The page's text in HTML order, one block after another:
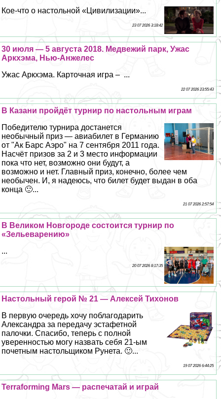
Кое-что о настольной «Цивилизации»...
23 07 2026 3:18:42
30 июля — 5 августа 2018. Медвежий парк, Ужас
Аркхэма, Нью-Анжелес
Ужас Аркхэма. Карточная игра – ...
22 07 2026 23:55:43
В Казани пройдёт турнир по настольным играм
Победителю турнира достанется
необычный приз — авиабилет в Германию
от "Ак Барс Аэро" на 7 сентября 2011 года.
Насчёт призов за 2 и 3 место информации
пока что нет, возможно они будут, а
возможно и нет. Главный приз, конечно, более чем
необычен. И, я надеюсь, что билет будет выдан в оба
конца 🙂...
21 07 2026 2:57:54
В Великом Новгороде состоится турнир по
«Зельеварению»
...
20 07 2026 8:17:35
Настольный герой № 21 — Алексей Тихонов
В первую очередь хочу поблагодарить
Александра за передачу эстафетной
палочки. Спасибо, теперь с полной
уверенностью могу назвать себя 21-ым
почетным настольщиком Рунета. 🙂...
19 07 2026 6:44:25
Terraforming Mars — распечатай и играй